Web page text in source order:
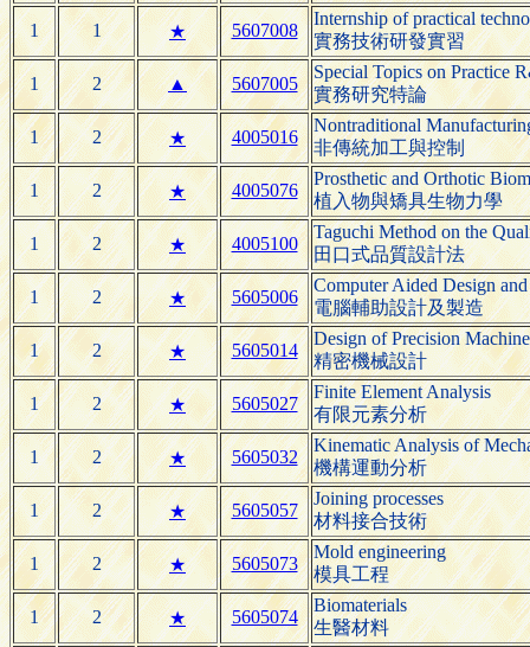
1 1 ★ 5607008
Internship of practical
實務技術研發實習
1 2 ▲ 5607005
Special Topics on Practice
實務研究特論
1 2 ★ 4005016
Nontraditional
非傳統加工與控制
1 2 ★ 4005076
Prosthetic and Orthotic
植入物與矯具生物力學
1 2 ★ 4005100
Taguchi Method on the
田口式品質設計法
1 2 ★ 5605006
Computer Aided Design
電腦輔助設計及製造
1 2 ★ 5605014
Design of Precision
精密機械設計
1 2 ★ 5605027
Finite Element Analysis
有限元素分析
1 2 ★ 5605032
Kinematic Analysis of
機構運動分析
1 2 ★ 5605057
Joining processes
材料接合技術
1 2 ★ 5605073
Mold engineering
模具工程
1 2 ★ 5605074
Biomaterials
生醫材料